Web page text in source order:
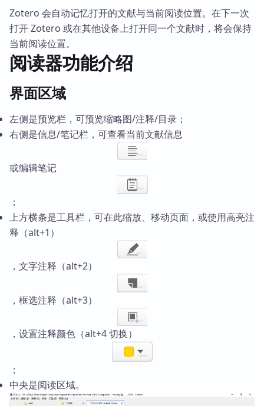
Zotero 会自动记忆打开的文献与当前阅读位置。在下一次
打开 Zotero 或在其他设备上打开同一个文献时，将会保持
当前阅读位置。
阅读器功能介绍
界面区域
左侧是预览栏，可预览缩略图/注释/目录；
右侧是信息/笔记栏，可查看当前文献信息
或编辑笔记
；
上方横条是工具栏，可在此缩放、移动页面，或使用高亮注
释（alt+1）
，文字注释（alt+2）
，框选注释（alt+3）
，设置注释颜色（alt+4 切换）
；
中央是阅读区域。